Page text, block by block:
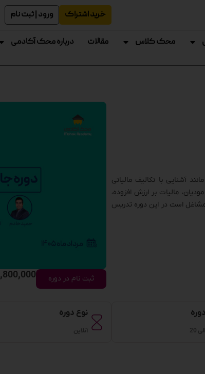
خرید اشتراک ورود | ثبت نام
محک کلاس مقالات درباره محک آکادمی
آشنایی با تکالیف مالیاتی
مالیات بر ارزش افزوده،
است در این دوره تدریس
ثبت نام در دوره
نوع دوره
آنلاین